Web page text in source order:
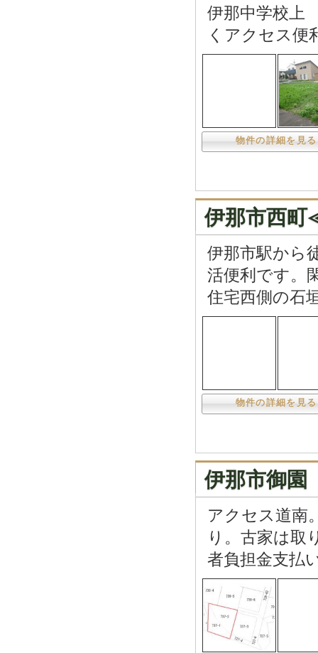
伊那中学校
くアクセス
物件の詳細を見る
伊那市西
伊那市駅から
活便利です。
住宅西側の石
物件の詳細を見る
伊那市御
アクセス道南
り。古家は取
者負担金支払